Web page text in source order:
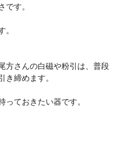
です。
。
方さんの白磁や粉引は、普段
き締めます。
っておきたい器です。